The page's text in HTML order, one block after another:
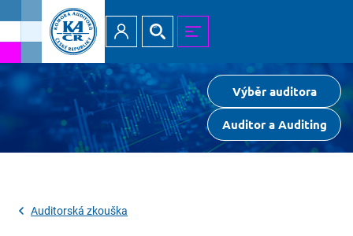
Přihlásit
Výběr auditora
Auditor a Auditing
Auditorská zkouška